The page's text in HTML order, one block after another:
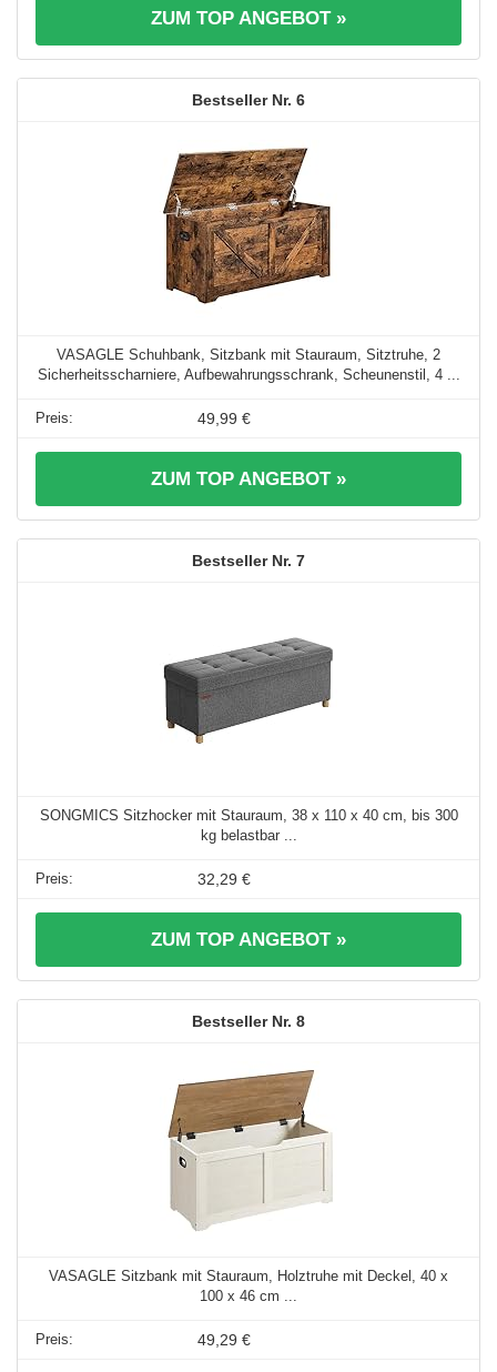
ZUM TOP ANGEBOT »
6
VASAGLE Schuhbank, Sitzbank mit Stauraum, Sitztruhe, 2
Sicherheitsscharniere, Aufbewahrungsschrank, Scheunenstil, 4 ...
49,99 €
ZUM TOP ANGEBOT »
7
SONGMICS Sitzhocker mit Stauraum, 38 x 110 x 40 cm, bis 300
kg belastbar ...
32,29 €
ZUM TOP ANGEBOT »
8
VASAGLE Sitzbank mit Stauraum, Holztruhe mit Deckel, 40 x
100 x 46 cm ...
49,29 €